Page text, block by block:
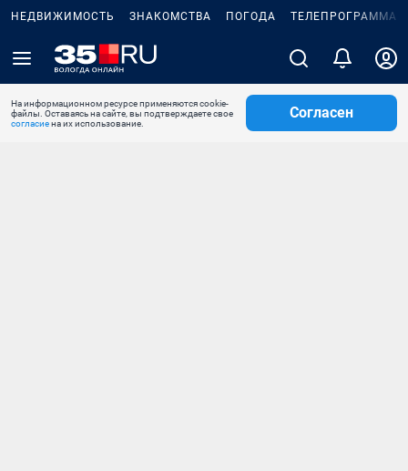
НЕДВИЖИМОСТЬ ЗНАКОМСТВА ПОГОДА ТЕЛЕПРОГРАММА
На информационном ресурсе применяются cookie-
файлы. Оставаясь на сайте, вы подтверждаете свое
согласиена их использование.
Согласен